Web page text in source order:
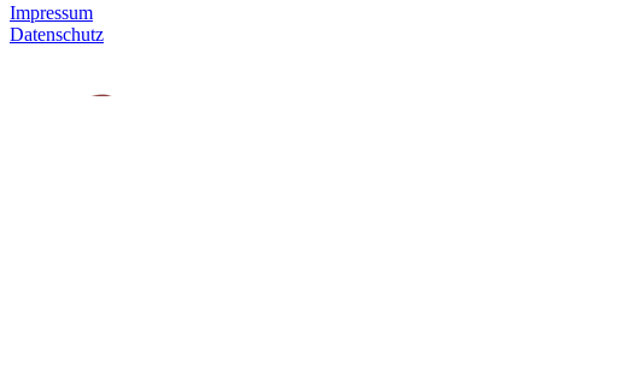
Impressum
Datenschutz